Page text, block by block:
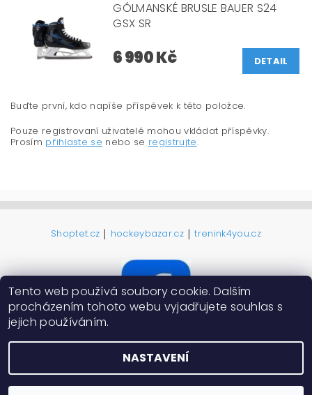
GÓLMANSKÉ BRUSLE BAUER S24
GSX SR
6 990 Kč DETAIL
Buďte první, kdo napíše příspěvek k této položce.
Pouze registrovaní uživatelé mohou vkládat příspěvky.
Prosím přihlaste se nebo se registrujte.
Shoptet.cz | hockeybazar.cz | trenink4you.cz
2026 ©ProHokejky.cz, všechna práva vyhrazena
Tento web používá soubory cookie. Dalším
procházením tohoto webu vyjadřujete souhlas s
jejich používáním.
NASTAVENÍ